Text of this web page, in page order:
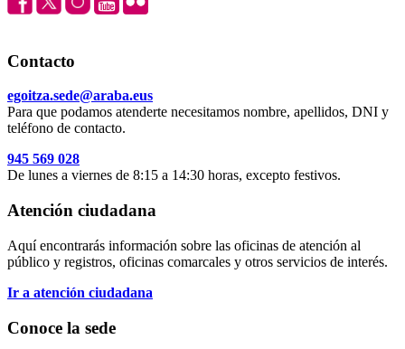
Contacto
egoitza.sede@araba.eus
Para que podamos atenderte necesitamos nombre, apellidos, DNI y
teléfono de contacto.
945 569 028
De lunes a viernes de 8:15 a 14:30 horas, excepto festivos.
Atención ciudadana
Aquí encontrarás información sobre las oficinas de atención al
público y registros, oficinas comarcales y otros servicios de interés.
Ir a atención ciudadana
Conoce la sede